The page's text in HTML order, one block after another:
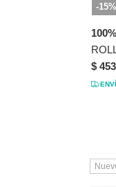
-15%
100%
$